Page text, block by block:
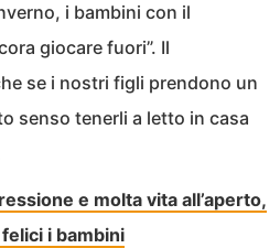
i bambini con il
giocare fuori”. Il
se i nostri figli prendono un
senso tenerli a letto in casa
e molta vita all’aperto,
i bambini